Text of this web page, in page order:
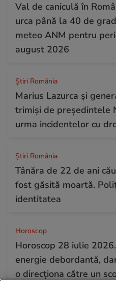
Val de caniculă în
urca până la 40 de
meteo ANM pentru
august 2026
Știri România
Marius Lazurca și
trimiși de președintele
urma incidentelor cu
Știri România
Tânăra de 22 de ani
fost găsită moartă.
identitatea
Horoscop
Horoscop 28 iulie
energie debordantă,
o direcționa către un